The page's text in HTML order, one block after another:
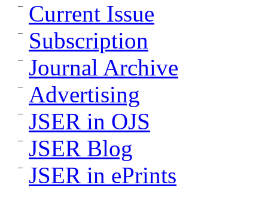
Current Issue
Subscription
Journal Archive
Advertising
JSER in OJS
JSER Blog
JSER in ePrints